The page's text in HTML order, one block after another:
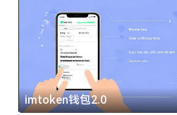
imtoken钱包2.0